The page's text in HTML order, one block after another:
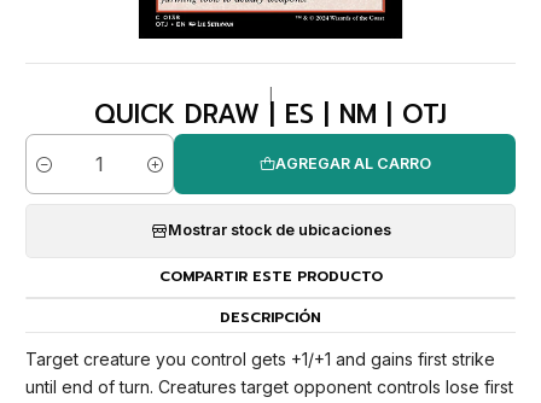
QUICK DRAW | ES | NM | OTJ
Cantidad
AGREGAR AL CARRO
Mostrar stock de ubicaciones
COMPARTIR ESTE PRODUCTO
DESCRIPCIÓN
Target creature you control gets +1/+1 and gains first strike
until end of turn. Creatures target opponent controls lose first